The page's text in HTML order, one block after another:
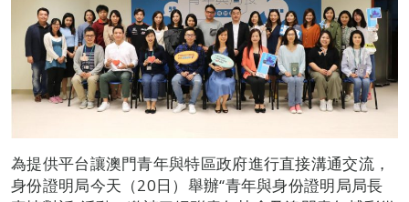
為提供平台讓澳門青年與特區政府進行直接溝通交流，
身份證明局今天（20日）舉辦“青年與身份證明局局長